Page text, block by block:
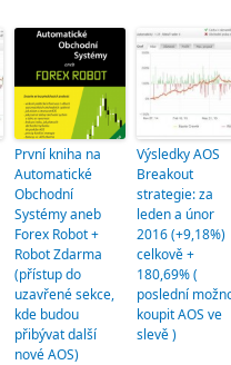
První kniha na
Automatické
Obchodní
Systémy aneb
Forex Robot +
Robot Zdarma
(přístup do
uzavřené sekce,
kde budou
přibývat další
nové AOS)
Výsledky AOS
Breakout
strategie: za
leden a únor
2016 (+9,18%)
celkově +
180,69% (
poslední
koupit AOS ve
slevě )